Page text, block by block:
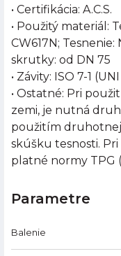
• Certifikácia: A.C.S.
• Použitý materiál:
CW617N;
skrutky: od DN 75
• Závity: ISO 7-1
• Ostatné: Pri
zemi, je nutná
použitím
skúšku tesnosti.
platné normy TPG
Parametre
Balenie